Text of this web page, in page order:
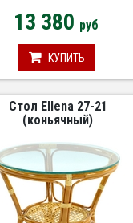
13 380 руб
КУПИТЬ
Стол Ellena 27-21
(коньячный)